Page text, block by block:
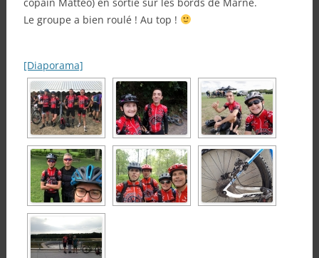
Le groupe a bien roulé ! Au top !
[Diaporama]